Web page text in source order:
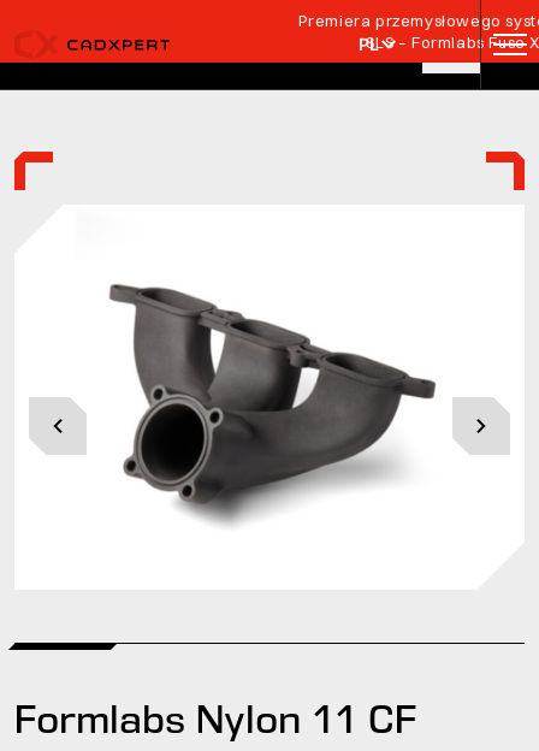
Premiera przemysłowego
SLS – Formlabs Fuse
PL
Formlabs Nylon 11 CF